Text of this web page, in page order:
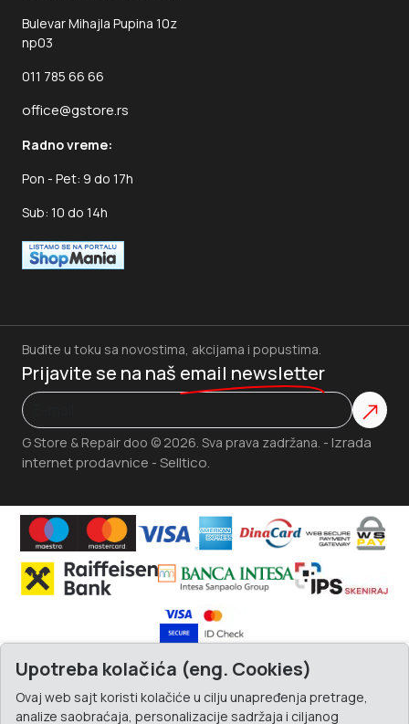
Bulevar Mihajla Pupina 10z
np03
011 785 66 66
office@gstore.rs
Radno vreme:
Pon - Pet: 9 do 17h
Sub: 10 do 14h
G Store & Repair doo © 2026. Sva prava zadržana. - Izrada
internet prodavnice - Selltico.
Budite u toku sa novostima, akcijama i popustima.
Prijavite se na naš email newsletter
Upotreba kolačića (eng. Cookies)
Ovaj web sajt koristi kolačiće u cilju unapređenja pretrage,
analize saobraćaja, personalizacije sadržaja i ciljanog